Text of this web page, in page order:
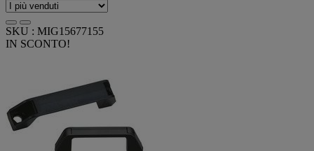
SKU : MIG15677155
IN SCONTO!